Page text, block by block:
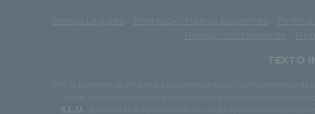
Avisos Legales
Protección datos pacientes
Trabaja con nosotros
TEXTO
Por la presente se informa a los interesados en cumplimiento de
de las personas físicas en lo que respecta al tratamiento de
S.L.U.
debido a la adquisición de la unidad productiva de